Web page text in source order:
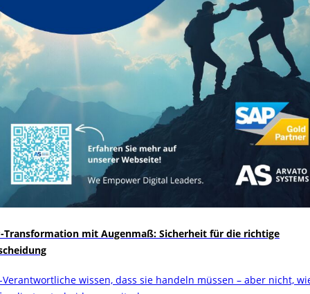
Transformation mit Augenmaß: Sicherheit für die richtige
Verantwortliche wissen, dass sie handeln müssen – aber nicht,